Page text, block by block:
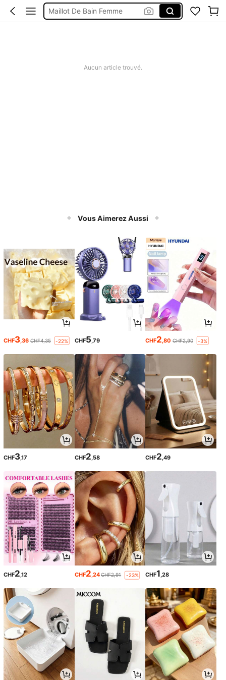
Maillot De Bain Femme
Aucun article trouvé.
Vous Aimerez Aussi
CHF3 ,36 CHF4,35 -22% CHF5 ,79 CHF2 ,80 CHF2,90 -3%
CHF3,17 CHF2,58 CHF2,49
CHF2,12 CHF2,24CHF2,91 -23% CHF1,28